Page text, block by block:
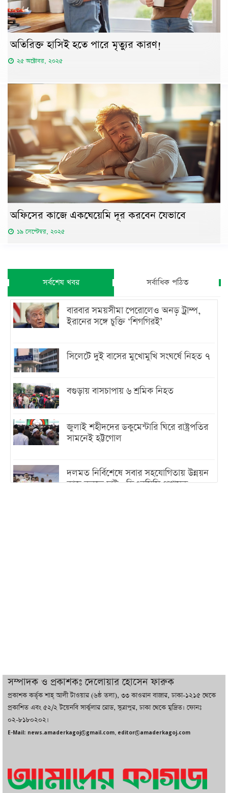
অতিরিক্ত হাসিই হতে পারে মৃত্যুর কারণ!
২৫ অক্টোবর, ২০২৫
অফিসের কাজে একঘেয়েমি দূর করবেন যেভাবে
১৯ সেপ্টেম্বর, ২০২৫
সর্বশেষ খবর সর্বাধিক পঠিত
বারবার সময়সীমা পেরোলেও অনড় ট্রাম্প,
ইরানের সঙ্গে চুক্তি ‘শিগগিরই’
সিলেটে দুই বাসের মুখোমুখি সংঘর্ষে নিহত ৭
বগুড়ায় বাসচাপায় ৬ শ্রমিক নিহত
জুলাই শহীদদের ডকুমেন্টারি ঘিরে রাষ্ট্রপতির
সামনেই হট্টগোল
দলমত নির্বিশেষে সবার সহযোগিতায় উন্নয়ন
কাজ করতে চাই : ডিএনসিসি প্রশাসক
বাজারে কাঁচা মরিচে ‘আগুন’, ‘এত দাম তো
আগে দেখিনি’
সম্পাদক ও প্রকাশকঃ দেলোয়ার হোসেন ফারুক
প্রকাশক কর্তৃক শাহ্ আলী টাওয়ার (৬ষ্ঠ তলা), ৩৩ কাওরান বাজার, ঢাকা-১২১৫ থেকে
প্রকাশিত এবং ৫২/২ টয়েনবি সার্কুলার রোড, সুত্রাপুর, ঢাকা থেকে মুদ্রিত। ফোনঃ
০২-৮১৮০২০২।
E-Mail: news.amaderkagoj@gmail.com, editor@amaderkagoj.com